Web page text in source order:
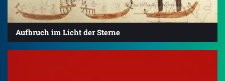
Aufbruch im Licht der Sterne